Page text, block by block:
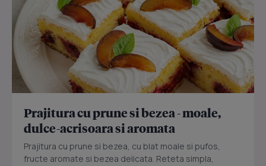
Prajitura cu prune si bezea - moale,
dulce-acrisoara si aromata
Prajitura cu prune si bezea, cu blat moale si pufos,
fructe aromate si bezea delicata. Reteta simpla,